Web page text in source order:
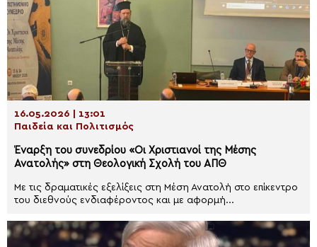
16.05.2026 | 13:01
Παιδεία και Πολιτισμός
Έναρξη του συνεδρίου «Οι Χριστιανοί της Μέσης
Ανατολής» στη Θεολογική Σχολή του ΑΠΘ
Με τις δραματικές εξελίξεις στη Μέση Ανατολή στο επίκεντρο
του διεθνούς ενδιαφέροντος και με αφορμή...